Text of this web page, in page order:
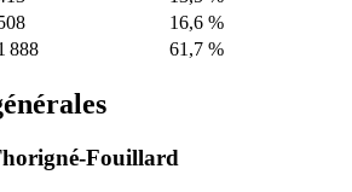
16,6 %
888 61,7 %
Fouillard